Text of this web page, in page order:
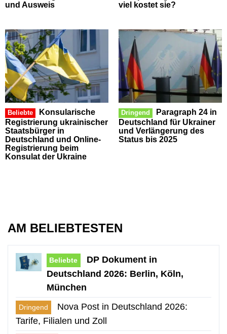
und Ausweis
viel kostet sie?
Beliebte
Konsularische
Registrierung ukrainischer
Staatsbürger in
Deutschland und Online-
Registrierung beim
Konsulat der Ukraine
Dringend
Paragraph 24 in
Deutschland für Ukrainer
und Verlängerung des
Status bis 2025
AM BELIEBTESTEN
Beliebte
DP Dokument in
Deutschland 2026: Berlin, Köln,
München
Dringend
Nova Post in Deutschland 2026:
Tarife, Filialen und Zoll